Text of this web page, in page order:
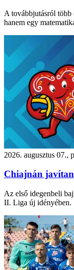
A továbbjutásról több
hanem egy
2026. augusztus 07.,
Chiajnán
Az első idegenbeli
II. Liga új idényében.